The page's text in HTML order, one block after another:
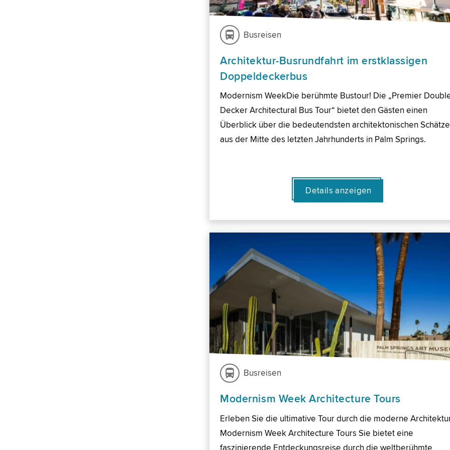
Busreisen
Architektur-Busrundfahrt im erstklassigen
Doppeldeckerbus
Modernism WeekDie berühmte Bustour! Die „Premier
Decker Architectural Bus Tour“ bietet den Gästen einen
Überblick über die bedeutendsten architektonischen Schätze
aus der Mitte des letzten Jahrhunderts in Palm Springs.
Details anzeigen
Busreisen
Modernism Week Architecture Tours
Erleben Sie die ultimative Tour durch die moderne
Modernism Week Architecture Tours Sie bietet eine
faszinierende Entdeckungsreise durch die weltberühmte